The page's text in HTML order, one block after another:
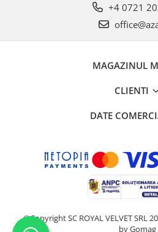
+4 0721
MAGAZINUL
CLIENTI
DATE
©Copyright SC ROYAL VELVET SRL
by Gomag